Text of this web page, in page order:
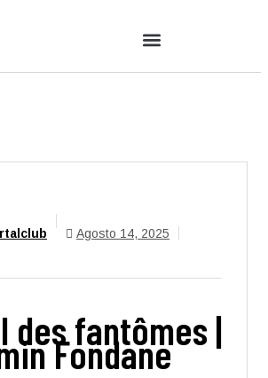
Agosto 14, 2025
des fantômes |
Fondane